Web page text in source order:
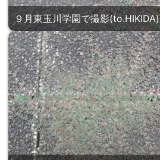
９月東玉川学園で撮影(to.HIKIDA)